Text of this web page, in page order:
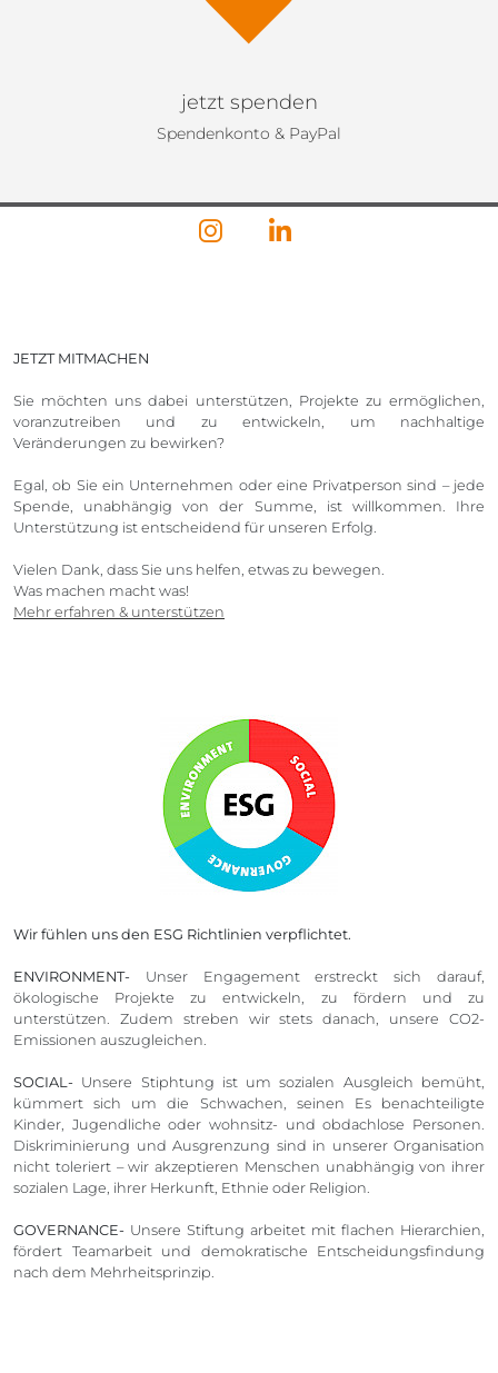
jetzt spenden
Spendenkonto & PayPal
JETZT MITMACHEN
Sie möchten uns dabei unterstützen, Projekte zu ermöglichen,
voranzutreiben und zu entwickeln, um nachhaltige
Veränderungen zu bewirken?
Egal, ob Sie ein Unternehmen oder eine Privatperson sind – jede
Spende, unabhängig von der Summe, ist willkommen. Ihre
Unterstützung ist entscheidend für unseren Erfolg.
Vielen Dank, dass Sie uns helfen, etwas zu bewegen.
Was machen macht was!
Mehr erfahren & unterstützen
Wir fühlen uns den ESG Richtlinien verpflichtet.
ENVIRONMENT- Unser Engagement erstreckt sich darauf,
ökologische Projekte zu entwickeln, zu fördern und zu
unterstützen. Zudem streben wir stets danach, unsere CO2-
Emissionen auszugleichen.
SOCIAL- Unsere Stiphtung ist um sozialen Ausgleich bemüht,
kümmert sich um die Schwachen, seinen Es benachteiligte
Kinder, Jugendliche oder wohnsitz- und obdachlose Personen.
Diskriminierung und Ausgrenzung sind in unserer Organisation
nicht toleriert – wir akzeptieren Menschen unabhängig von ihrer
sozialen Lage, ihrer Herkunft, Ethnie oder Religion.
GOVERNANCE- Unsere Stiftung arbeitet mit flachen Hierarchien,
fördert Teamarbeit und demokratische Entscheidungsfindung
nach dem Mehrheitsprinzip.